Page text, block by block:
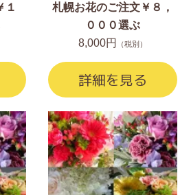
１
札幌お花のご注文￥８，
０００選ぶ
8,000円
（税別）
詳細を見る